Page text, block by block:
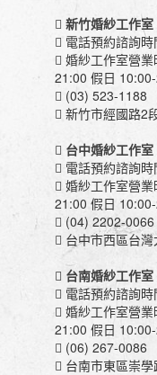
新竹婚紗工作室
電話預約諮詢
婚紗工作室營
21:00 假日
(03) 523-1188
新竹市經國路2
台中婚紗工作室
電話預約諮詢
婚紗工作室營
21:00 假日
(04) 2202-0066
台中市西區台
台南婚紗工作室
電話預約諮詢
婚紗工作室營
21:00 假日
(06) 267-0086
台南市東區崇